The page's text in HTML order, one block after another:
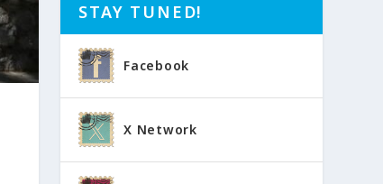
STAY TUNED!
Facebook
X Network